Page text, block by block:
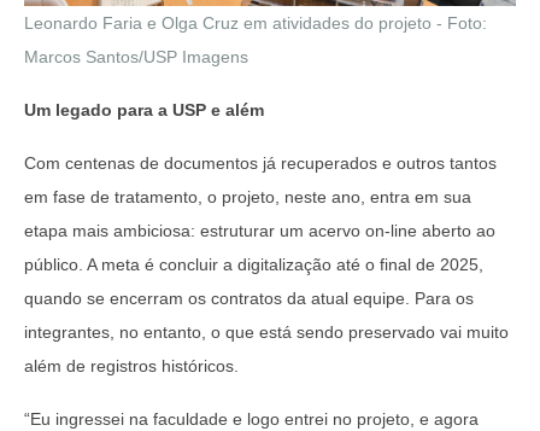
Leonardo Faria e Olga Cruz em atividades do projeto - Foto:
Marcos Santos/USP Imagens
Um legado para a USP e além
Com centenas de documentos já recuperados e outros tantos
em fase de tratamento, o projeto, neste ano, entra em sua
etapa mais ambiciosa: estruturar um acervo on-line aberto ao
público. A meta é concluir a digitalização até o final de 2025,
quando se encerram os contratos da atual equipe. Para os
integrantes, no entanto, o que está sendo preservado vai muito
além de registros históricos.
“Eu ingressei na faculdade e logo entrei no projeto, e agora